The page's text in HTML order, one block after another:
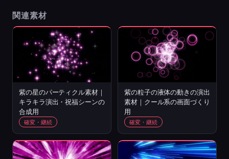
関連素材
紫の星のパーティクル素材｜
キラキラ演出・祝福シーンの
合成用
確変・継続
紫の粒子の液体の動きの演出
素材｜クール系の画面づくり
用
確変・継続